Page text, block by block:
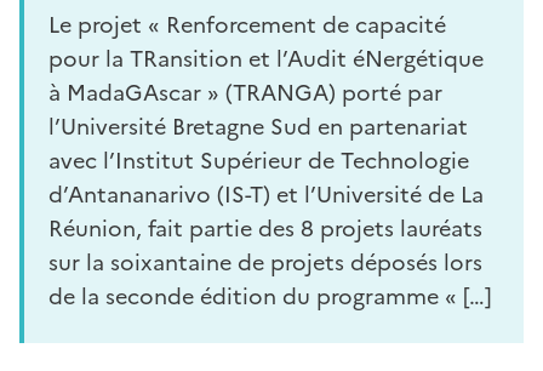
Le projet « Renforcement de capacité
pour la TRansition et l’Audit éNergétique
à MadaGAscar » (TRANGA) porté par
l’Université Bretagne Sud en partenariat
avec l’Institut Supérieur de Technologie
d’Antananarivo (IS-T) et l’Université de La
Réunion, fait partie des 8 projets lauréats
sur la soixantaine de projets déposés lors
de la seconde édition du programme « […]